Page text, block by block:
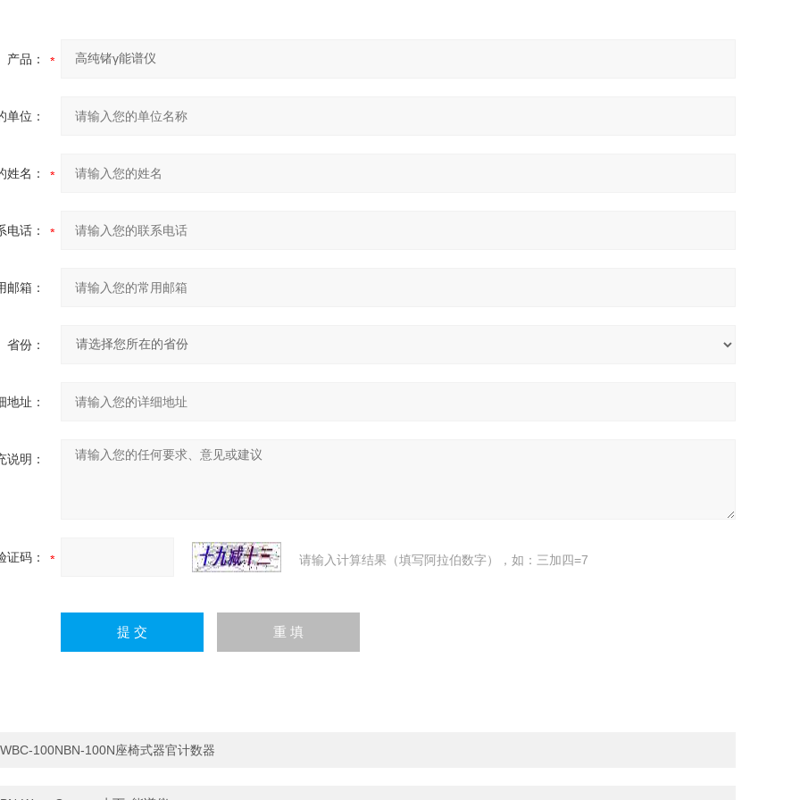
产品：
单位：
姓名：
电话：
邮箱：
省份：
地址：
说明：
证码： 请输入计算结果（填写阿拉伯数字），如：三加四=7
WBC-100NBN-100N座椅式器官计数器